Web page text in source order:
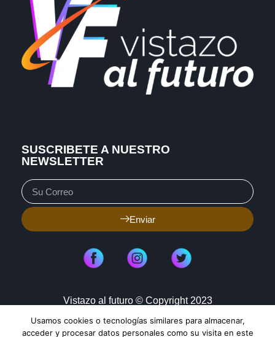
SUSCRIBETE A NUESTRO
NEWSLETTER
Enviar
Vistazo al futuro © Copyright 2023
Aviso de Privacidad Política de Cookies
Usamos cookies o tecnologías similares para almacenar,
acceder y procesar datos personales como su visita en este